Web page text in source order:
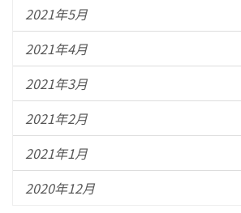
2021年5月
2021年4月
2021年3月
2021年2月
2021年1月
2020年12月